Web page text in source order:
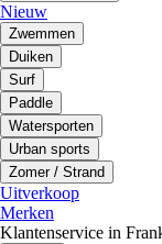
Nieuw
Zwemmen
Duiken
Surf
Paddle
Watersporten
Urban sports
Zomer / Strand
Uitverkoop
Merken
Klantenservice in